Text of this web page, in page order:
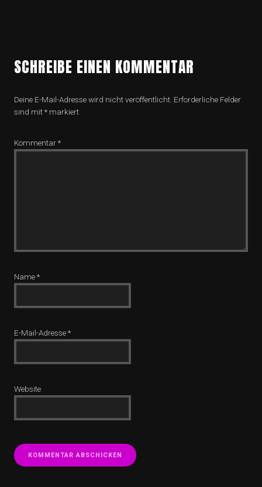
SCHREIBE EINEN KOMMENTAR
Deine E-Mail-Adresse wird nicht veröffentlicht. Erforderliche Felder
sind mit* markiert
Kommentar*
Name*
E-Mail-Adresse*
Website